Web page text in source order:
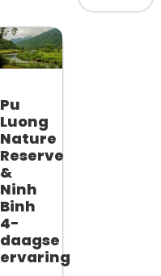
Pu
Luong
Nature
Reserve
&
Ninh
Binh
4-
daagse
ervaring